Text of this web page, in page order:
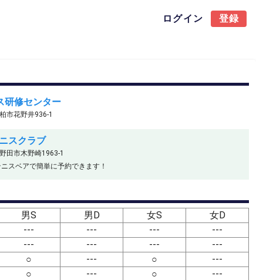
ログイン 登録
研修センター
市花野井936-1
スクラブ
田市木野崎1963-1
スベアで簡単に予約できます！
男S 男D 女S
女D
--- --- ---
---
--- --- ---
---
○ --- ○
---
○ --- ○ ---